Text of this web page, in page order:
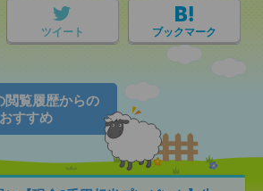
ツイート ブックマーク
閲覧履歴からの
おすすめ